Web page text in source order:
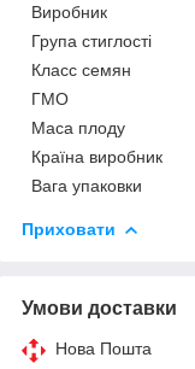
Виробник
Група стиглості
Класс семян
ГМО
Маса плоду
Країна виробник
Вага упаковки
Приховати
Умови доставки
Нова Пошта